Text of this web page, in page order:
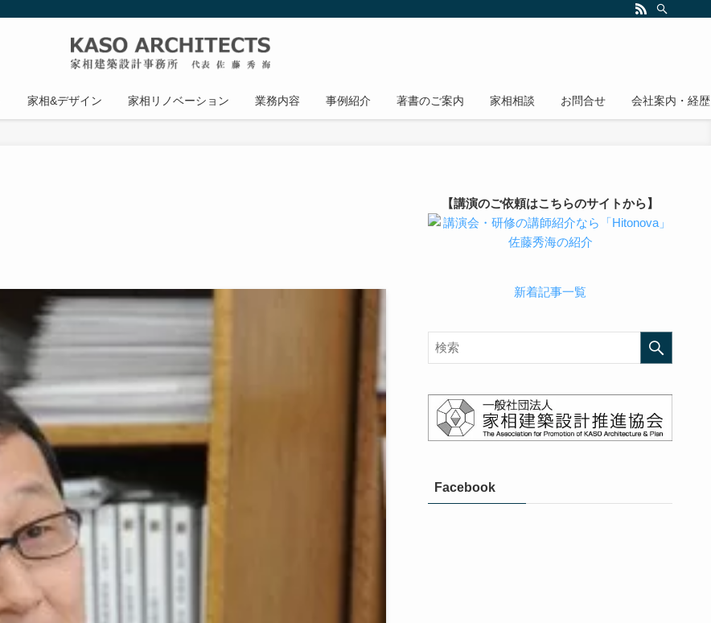
家相&デザイン 家相リノベーション 業務内容 事例紹介 著書のご案内 家相相談 お問合せ 会社案内・経歴
【講演のご依頼はこちらのサイトから】
新着記事一覧
Facebook